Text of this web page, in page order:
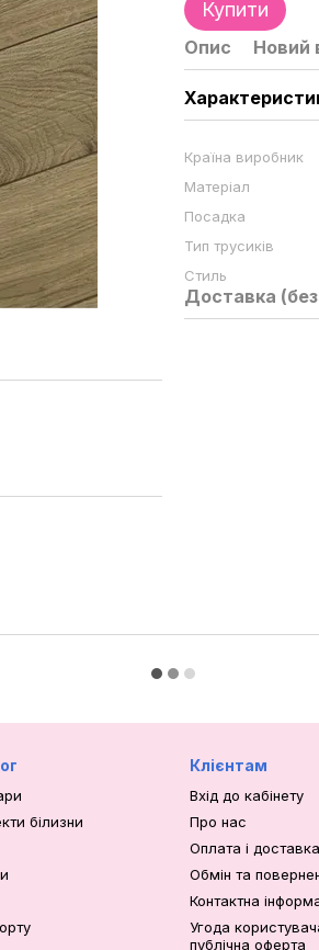
Купити
Опис Новий
Країна виробник
Матеріал
Посадка
Тип трусиків
Стиль
Доставка
білизни
Клієнтам
Вхід до кабінету
Про нас
Оплата і доставка
Обмін та
Контактна
Угода
публічна оферта